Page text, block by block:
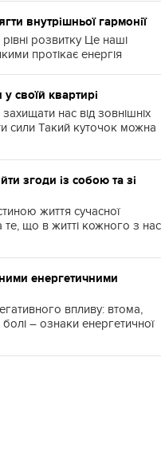
внутрішньої гармонії
розвитку Це наші
протікає енергія
своїй квартирі
нас від зовнішніх
сили Такий куточок можна
згоди із собою та зі
життя сучасної
що в житті кожного з нас
енергетичними
впливу: втома,
болі – ознаки енергетичної